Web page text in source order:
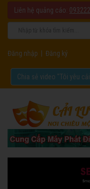
Liên hệ quảng cáo:
Đăng nhập Đăng ký
Chia sẻ video "Tôi yêu